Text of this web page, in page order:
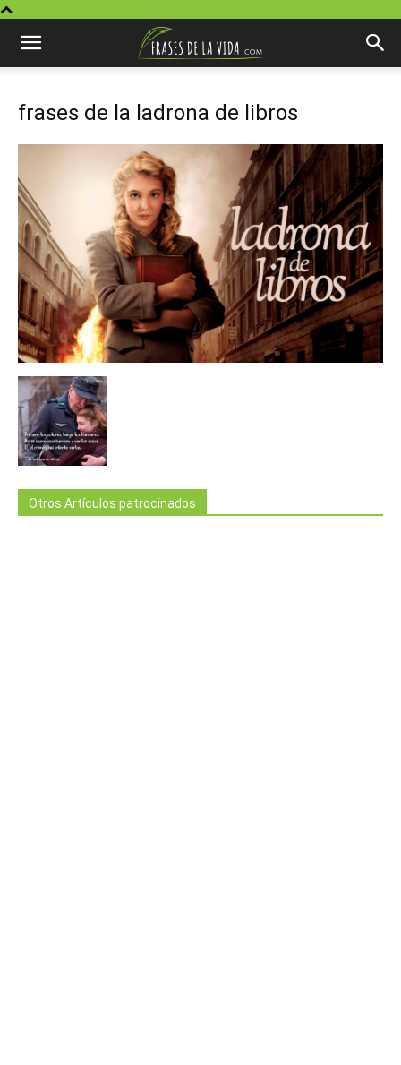
frases de la ladrona de libros
Otros Artículos patrocinados